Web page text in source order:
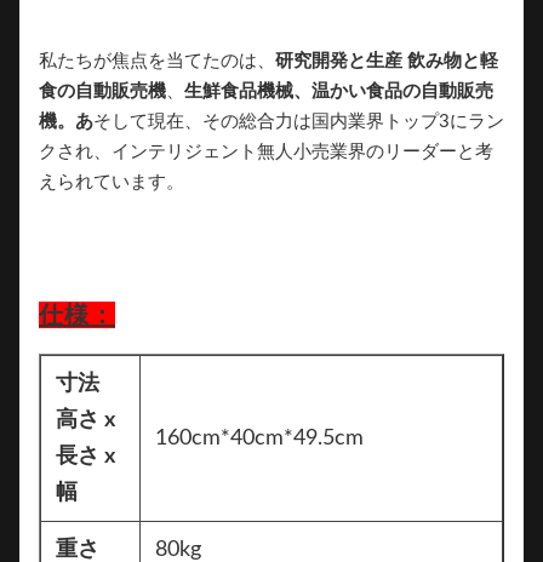
私たちが焦点を当てたのは、 研究開発と生産 飲み物と軽
食の自動販売機、 生鮮食品機械、温かい食品の自動販売
機。あそして現在、その総合力は国内業界トップ3にラン
クされ、インテリジェント無人小売業界のリーダーと考
えられています。
仕様：
寸法
高さ x
長さ x
幅
160cm*40cm*49.5cm
重さ 80kg